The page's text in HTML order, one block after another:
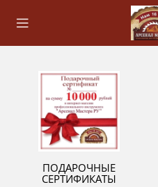
ПОДАРОЧНЫЕ
СЕРТИФИКАТЫ